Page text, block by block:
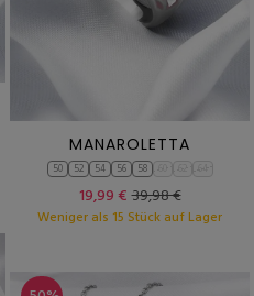
MANAROLETTA
50 52 54 56 58
19,99 €39,98 €
Weniger als 15 Stück auf Lager